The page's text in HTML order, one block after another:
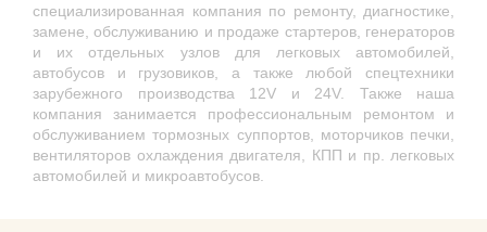
специализированная компания по ремонту, диагностике,
замене, обслуживанию и продаже стартеров, генераторов
и их отдельных узлов для легковых автомобилей,
автобусов и грузовиков, а также любой спецтехники
зарубежного производства 12V и 24V. Также наша
компания занимается профессиональным ремонтом и
обслуживанием тормозных суппортов, моторчиков печки,
вентиляторов охлаждения двигателя, КПП и пр. легковых
автомобилей и микроавтобусов.